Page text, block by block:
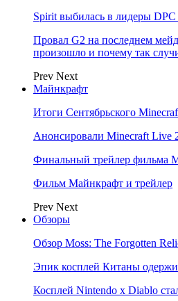
Spirit выбилась в лидеры
Провал G2 на последнем
произошло и почему так
Prev Next
Майнкрафт
Итоги Сентябрьского
Анонсировали Minecraft Live
Финальный трейлер фильма
Фильм Майнкрафт и трейлер
Prev Next
Обзоры
Обзор Moss: The Forgotten
Эпик косплей Китаны
Косплей Nintendo x Diablo